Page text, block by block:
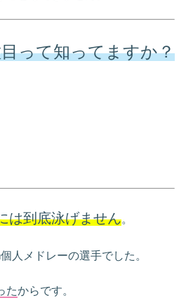
って知ってますか？
は到底泳げません。
人メドレーの選手でした。
たからです。